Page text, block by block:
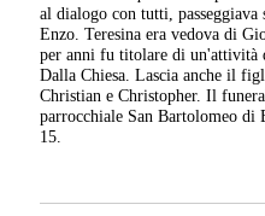
al dialogo con tutti,
Enzo. Teresina era vedova di
per anni fu titolare di un'attività
Dalla Chiesa. Lascia anche il
Christian e Christopher. Il
parrocchiale San Bartolomeo di
15.